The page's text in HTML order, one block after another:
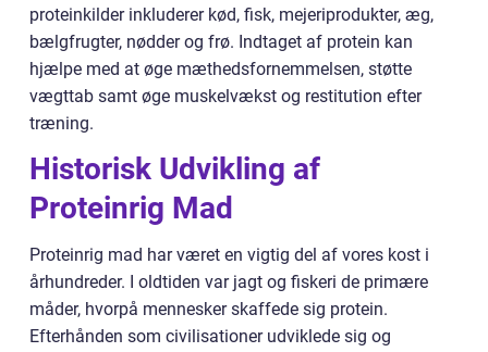
proteinkilder inkluderer kød, fisk, mejeriprodukter, æg,
bælgfrugter, nødder og frø. Indtaget af protein kan
hjælpe med at øge mæthedsfornemmelsen, støtte
vægttab samt øge muskelvækst og restitution efter
træning.
Historisk Udvikling af
Proteinrig Mad
Proteinrig mad har været en vigtig del af vores kost i
århundreder. I oldtiden var jagt og fiskeri de primære
måder, hvorpå mennesker skaffede sig protein.
Efterhånden som civilisationer udviklede sig og